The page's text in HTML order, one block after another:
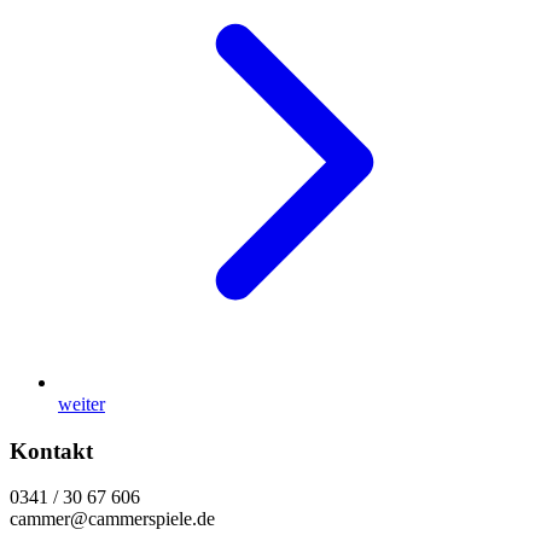
weiter
Kontakt
0341 / 30 67 606
cammer@cammerspiele.de